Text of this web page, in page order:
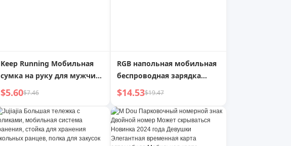
Keep Running Мобильная
сумка на руку для мужчин
и женщин, для
сумка на плечо,
водонепроницаемая, на
запястье, рукав
$5.60$7.46
RGB напольная мобильная
беспроводная зарядка
светодиодная трубка для
$14.53$19.47